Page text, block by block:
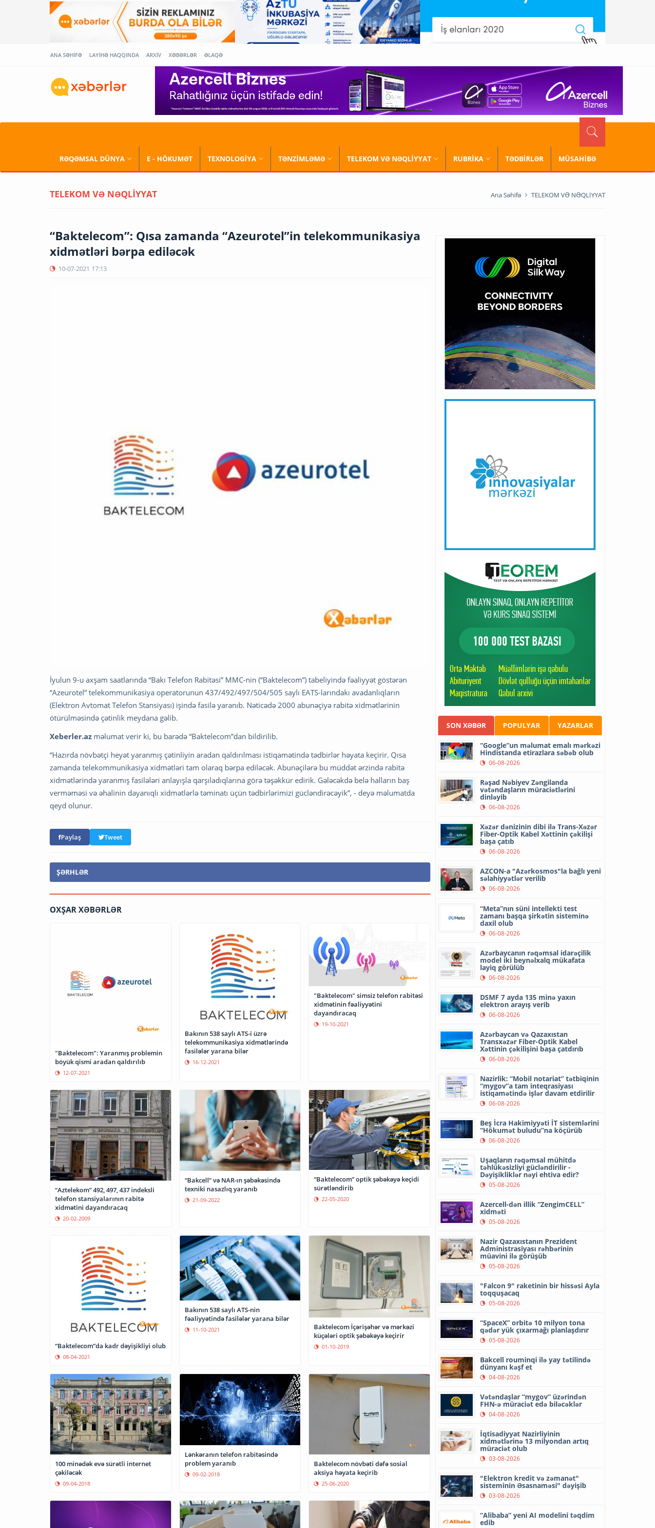
ANA SƏHİFƏ LAYİHƏ HAQQINDA ARXİV XƏBƏRLƏR ƏLAQƏ
RƏQƏMSAL DÜNYA E - HÖKUMƏT TEXNOLOGİYA TƏNZİMLƏMƏ TELEKOM VƏ NƏQLİYYAT RUBRİKA TƏDBİRLƏR MÜSAHİBƏ
TELEKOM VƏ NƏQLİYYAT Ana Səhifə TELEKOM VƏ NƏQLİYYAT
“Baktelecom”: Qısa zamanda “Azeurotel”in telekommunikasiya
xidmətləri bərpa ediləcək
10-07-2021 17:13
İyulun 9-u axşam saatlarında “Bakı Telefon Rabitəsi” MMC-nin (“Baktelecom”) tabeliyində fəaliyyət göstərən
“Azeurotel” telekommunikasiya operatorunun 437/492/497/504/505 saylı EATS-larındakı avadanlıqların
(Elektron Avtomat Telefon Stansiyası) işində fasilə yaranıb. Nəticədə 2000 abunəçiyə rabitə xidmətlərinin
ötürülməsində çətinlik meydana gəlib.
Xeberler.az məlumat verir ki, bu barədə “Baktelecom”dan bildirilib.
“Hazırda növbətçi heyət yaranmış çətinliyin aradan qaldırılması istiqamətində tədbirlər həyata keçirir. Qısa
zamanda telekommunikasiya xidmətləri tam olaraq bərpa ediləcək. Abunəçilərə bu müddət ərzində rabitə
xidmətlərində yaranmış fasilələri anlayışla qarşıladıqlarına görə təşəkkür edirik. Gələcəkdə belə halların baş
verməməsi və əhalinin dayanıqlı xidmətlərlə təminatı üçün tədbirlərimizi gücləndirəcəyik”, - deyə məlumatda
qeyd olunur.
Paylaş Tweet
ŞƏRHLƏR
OXŞAR XƏBƏRLƏR
"Baktelecom": Yaranmış problemin
böyük qismi aradan qaldırılıb
12-07-2021
Bakının 538 saylı ATS-i üzrə
telekommunikasiya xidmətlərində
fasilələr yarana bilər
16-12-2021
"Baktelecom" simsiz telefon rabitəsi
xidmətinin fəaliyyətini
dayandıracaq
19-10-2021
“Aztelekom” 492, 497, 437 indeksli
telefon stansiyalarının rabitə
xidmətini dayandıracaq
20-02-2009
“Bakcell” və NAR-ın şəbəkəsində
texniki nasazlıq yaranıb
21-09-2022
“Baktelecom” optik şəbəkəyə keçidi
sürətləndirib
22-05-2020
“Baktelecom”da kadr dəyişikliyi olub
08-04-2021
Bakının 538 saylı ATS-nin
fəaliyyətində fasilələr yarana bilər
11-10-2021
Baktelecom İçərişəhər və mərkəzi
küçələri optik şəbəkəyə keçirir
01-10-2019
100 minədək evə sürətli internet
çəkiləcək
09-04-2018
Lənkəranın telefon rabitəsində
problem yaranıb
09-02-2018
Baktelecom növbəti dəfə sosial
aksiya həyata keçirib
25-06-2020
SON XƏBƏR POPULYAR YAZARLAR
“Google”un məlumat emalı mərkəzi
Hindistanda etirazlara səbəb olub
06-08-2026
Rəşad Nəbiyev Zəngilanda
vətəndaşların müraciətlərini
dinləyib
06-08-2026
Xəzər dənizinin dibi ilə Trans-Xəzər
Fiber-Optik Kabel Xəttinin çəkilişi
başa çatıb
06-08-2026
AZCON-a "Azərkosmos"la bağlı yeni
səlahiyyətlər verilib
06-08-2026
“Meta”nın süni intellekti test
zamanı başqa şirkətin sisteminə
daxil olub
06-08-2026
Azərbaycanın rəqəmsal idarəçilik
model iki beynəlxalq mükafata
layiq görülüb
06-08-2026
DSMF 7 ayda 135 minə yaxın
elektron arayış verib
06-08-2026
Azərbaycan və Qazaxıstan
Transxəzər Fiber-Optik Kabel
Xəttinin çəkilişini başa çatdırıb
06-08-2026
Nazirlik: “Mobil notariat” tətbiqinin
“mygov”a tam inteqrasiyası
istiqamətində işlər davam etdirilir
06-08-2026
Beş İcra Hakimiyyəti İT sistemlərini
“Hökumət buludu”na köçürüb
06-08-2026
Uşaqların rəqəmsal mühitdə
təhlükəsizliyi gücləndirilir -
Dəyişikliklər nəyi ehtiva edir?
05-08-2026
Azercell-dən illik “ZengimCELL”
xidməti
05-08-2026
Nazir Qazaxıstanın Prezident
Administrasiyası rəhbərinin
müavini ilə görüşüb
05-08-2026
"Falcon 9" raketinin bir hissəsi Ayla
toqquşacaq
05-08-2026
“SpaceX” orbitə 10 milyon tona
qədər yük çıxarmağı planlaşdırır
05-08-2026
Bakcell rouminqi ilə yay tətilində
dünyanı kəşf et
04-08-2026
Vətəndaşlar “mygov” üzərindən
FHN-ə müraciət edə biləcəklər
04-08-2026
İqtisadiyyat Nazirliyinin
xidmətlərinə 13 milyondan artıq
müraciət olub
03-08-2026
"Elektron kredit və zəmanət"
sisteminin Əsasnaməsi" dəyişib
03-08-2026
“Alibaba” yeni AI modelini təqdim
edib